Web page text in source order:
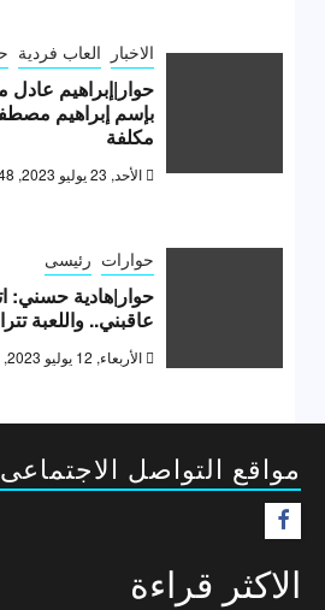
الاخبار العاب فردية
حوار|إبراهيم
بإسم إبراهيم
مكلفة
الأحد, 23 يوليو 2023, 3:48 م
حوارات رئيسى
حوار|هادية حسني:
عاقبني.. واللعبة
الأربعاء, 12 يوليو 2023, 4:08 م
مواقع التواصل الاجتماعى
الاكثر قراءة